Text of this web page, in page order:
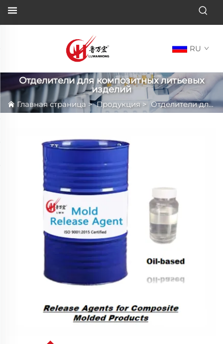
RU
Отделители для композитных литьевых
изделий
Главная страница >Продукция >Отделители для композитных литьевых изделий